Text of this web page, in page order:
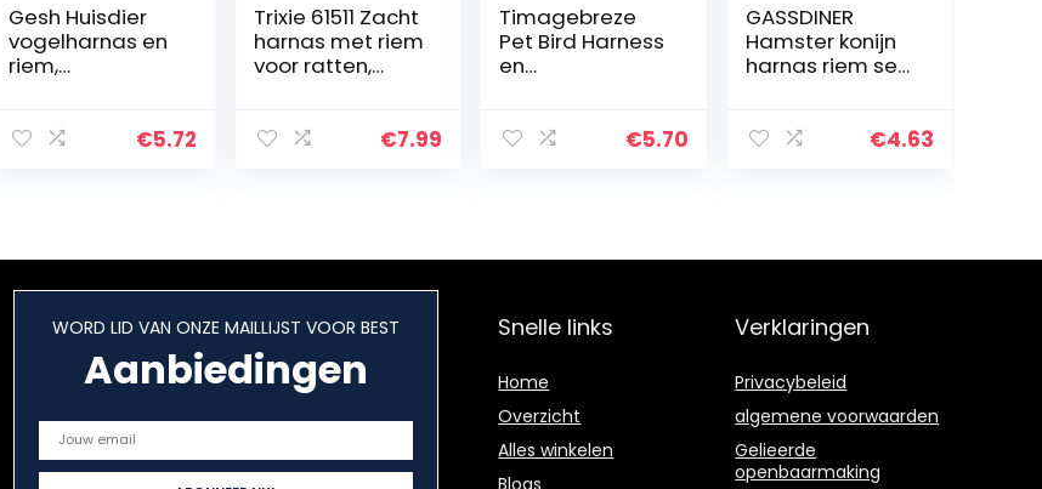
Gesh Huisdier
vogelharnas en
riem,
vogelharnas €5.72
Trixie 61511 Zacht
harnas met riem
voor ratten,
gesorteerd
€7.99
Timagebreze
Pet Bird Harness
en
vogelharnas€5.70
GASSDINER
Hamster konijn
harnas riem set
borst riem
€4.63
WORD LID VAN ONZE MAILLIJST VOOR BEST
Aanbiedingen
Snelle links
Home
Overzicht
Alles winkelen
Blogs
Verklaringen
Privacybeleid
algemene voorwaarden
Gelieerde
openbaarmaking